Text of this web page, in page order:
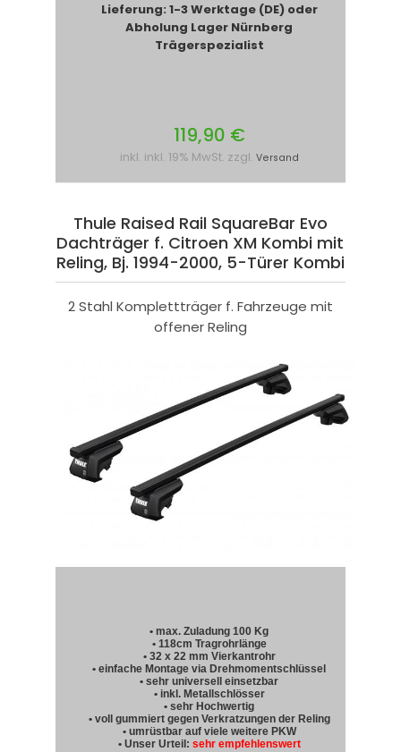
Lieferung: 1-3 Werktage (DE) oder
Abholung Lager Nürnberg
Trägerspezialist
119,90 €
inkl. inkl. 19% MwSt. zzgl. Versand
Thule Raised Rail SquareBar Evo
Dachträger f. Citroen XM Kombi mit
Reling, Bj. 1994-2000, 5-Türer Kombi
2 Stahl Komplettträger f. Fahrzeuge mit
offener Reling
• max. Zuladung 100 Kg
• 118cm Tragrohrlänge
• 32 x 22 mm Vierkantrohr
• einfache Montage via Drehmomentschlüssel
• sehr universell einsetzbar
• inkl. Metallschlösser
• sehr Hochwertig
• voll gummiert gegen Verkratzungen der Reling
• umrüstbar auf viele weitere PKW
• Unser Urteil: sehr empfehlenswert